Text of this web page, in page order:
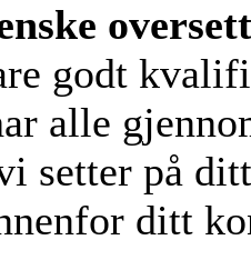
godt
alle
setter på
ditt